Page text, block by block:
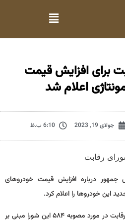
برای افزایش قیمت‌
اعلام شد
جولای 19, 2023 6:10 ب.ظ
درباره افزایش قیمت خودروهای
این خودروها را اعلام کرد.
به گزارش مرکز ملی رقابت، شورای رقابت در مورد مصوبه ۵۸۴ این شورا مبنی بر